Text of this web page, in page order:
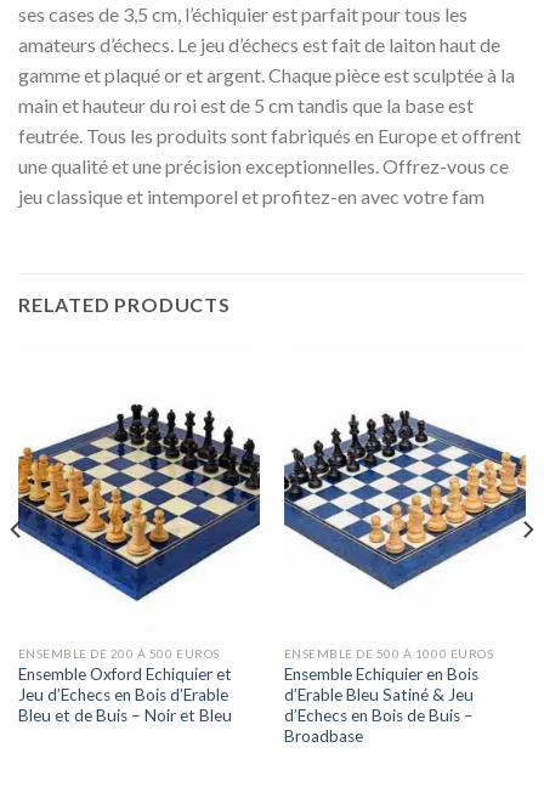
ses cases de 3,5 cm, l’échiquier est parfait pour tous les
amateurs d’échecs. Le jeu d’échecs est fait de laiton haut de
gamme et plaqué or et argent. Chaque pièce est sculptée à la
main et hauteur du roi est de 5 cm tandis que la base est
feutrée. Tous les produits sont fabriqués en Europe et offrent
une qualité et une précision exceptionnelles. Offrez-vous ce
jeu classique et intemporel et profitez-en avec votre fam
RELATED PRODUCTS
ENSEMBLE DE 200 À 500 EUROS
Ensemble Oxford Echiquier et
Jeu d’Echecs en Bois d’Erable
Bleu et de Buis – Noir et Bleu
ENSEMBLE DE 500 À 1000 EUROS
Ensemble Echiquier en Bois
d’Erable Bleu Satiné & Jeu
d’Echecs en Bois de Buis –
Broadbase